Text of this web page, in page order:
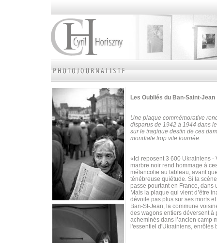
Les Oubliés du Ban-Saint-Jean
Une plaque commémorative
disparus de 1942 à 1944 dans
sur le tragique destin de ces
mondiale trop vite tournée.
« ci reposent 3 600 Ukrainiens -
marbre noir rend hommage à
mélancolie au tableau, avant
ténébreuse quiétude. Si la
passe pourtant en France, dans
Mais la plaque qui vient d’être
dévoile pas plus sur ses morts
Ban-St-Jean, la commune
des wagons entiers déversent à
acheminés dans l’ancien camp
l'essentiel d'Ukrainiens, enrôlés